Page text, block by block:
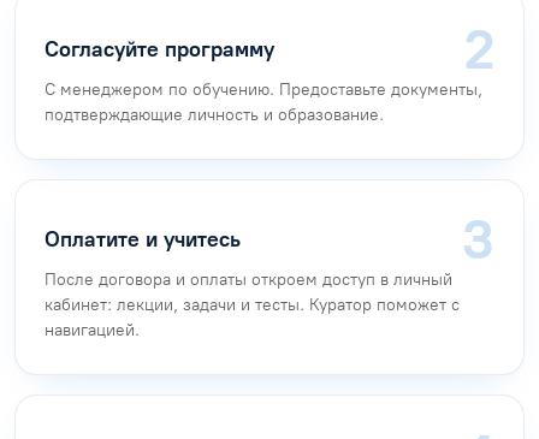
Согласуйте программу
С менеджером по обучению. Предоставьте документы,
подтверждающие личность и образование.
Оплатите и учитесь
После договора и оплаты откроем доступ в личный
кабинет: лекции, задачи и тесты. Куратор поможет с
навигацией.